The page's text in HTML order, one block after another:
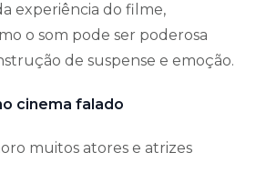
experiência do filme,
o som pode ser poderosa
de suspense e emoção.
cinema falado
muitos atores e atrizes